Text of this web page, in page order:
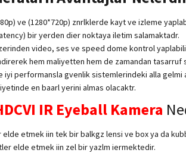
ve (1280*720p) znrlklerde kayt ve izleme
bir yerden dier noktaya iletim salamaktadr.
video, ses ve speed dome kontrol
hem maliyetten hem de zamandan tasarruf
performansla gvenlik sistemlerindeki alla
en baarl yerini almas olacaktr.
IR Eyeball Kamera
etmek iin tek bir balkgz lensi ve box ya da
elde etmek iin zel bir yazlm iermektedir.